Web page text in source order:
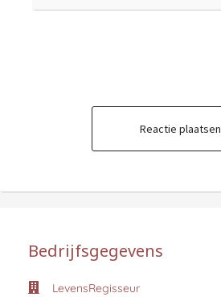
Reactie plaatsen
Bedrijfsgegevens
LevensRegisseur